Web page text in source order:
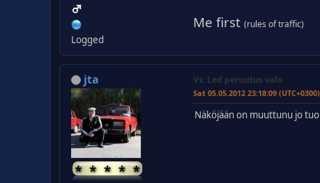
Logged
Me first (rules of traffic)
jta Vs: Led peruutus valo
Sat 05.05.2012 23:18:09 (UTC+0300)
Näköjään on muuttunu jo